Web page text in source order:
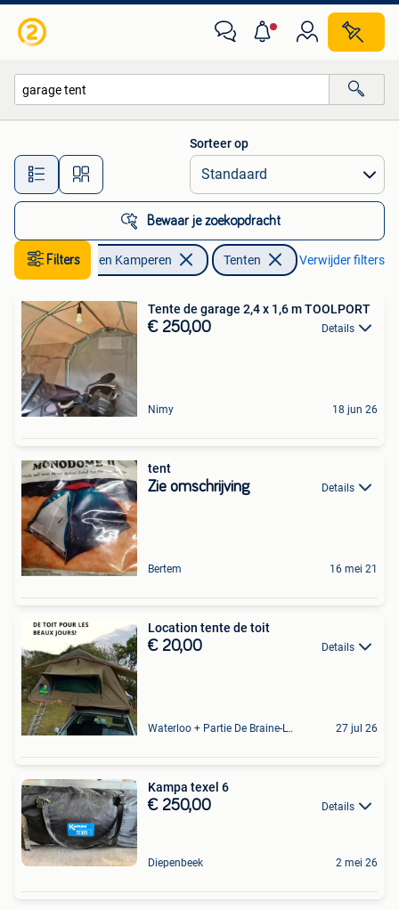
Alle afstanden…
Sorteer op
Bewaar je zoekopdracht
Filters
Caravans en Kamperen Tenten Verwijder filters
Tente de garage 2,4 x 1,6 m TOOLPORT
€ 250,00 Details
Nimy 18 jun 26
tent
Zie omschrijving Details
Bertem 16 mei 21
Location tente de toit
€ 20,00 Details
Waterloo + Partie De Braine-L'Alleud, De Ohain 27 jul 26
Kampa texel 6
€ 250,00 Details
Diepenbeek 2 mei 26